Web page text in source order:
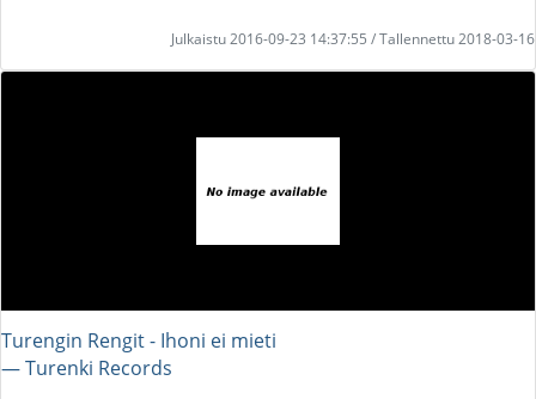
Julkaistu 2016-09-23 14:37:55 / Tallennettu 2018-03-16
Turengin Rengit - Ihoni ei mieti
― Turenki Records